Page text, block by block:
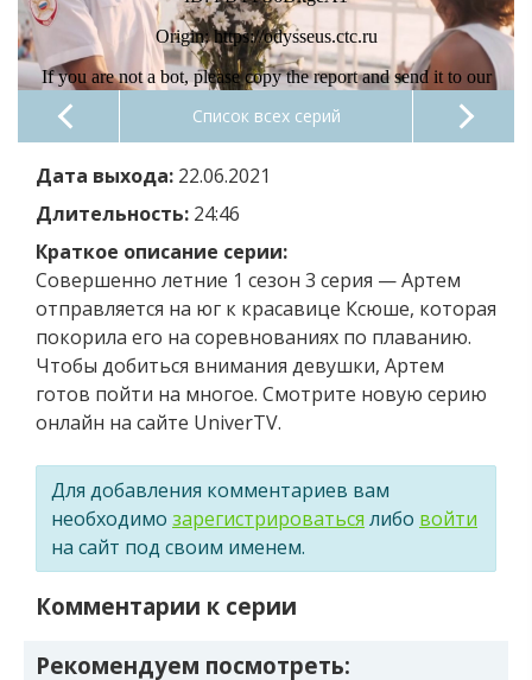
Список всех серий
Дата выхода: 22.06.2021
Длительность: 24:46
Краткое описание серии:
Совершенно летние 1 сезон 3 серия — Артем
отправляется на юг к красавице Ксюше, которая
покорила его на соревнованиях по плаванию.
Чтобы добиться внимания девушки, Артем
готов пойти на многое. Смотрите новую серию
онлайн на сайте UniverTV.
Для добавления комментариев вам
необходимо зарегистрироваться либо войти
на сайт под своим именем.
Комментарии к серии
Рекомендуем посмотреть: